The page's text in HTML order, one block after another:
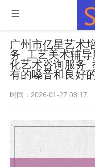
广州市亿星艺术
务_工艺美术辅
化艺术咨询服务
有的嗓音和良好
时间：2026-01-27 08:17